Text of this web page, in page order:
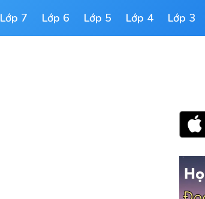
Lớp 7 Lớp 6 Lớp 5 Lớp 4 Lớp 3